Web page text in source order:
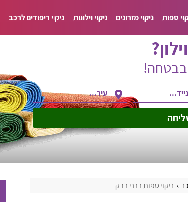
ספות ניקוי מזרונים ניקוי וילונות ניקוי ריפודים לרכב
ניקוי ספות בבני ברק